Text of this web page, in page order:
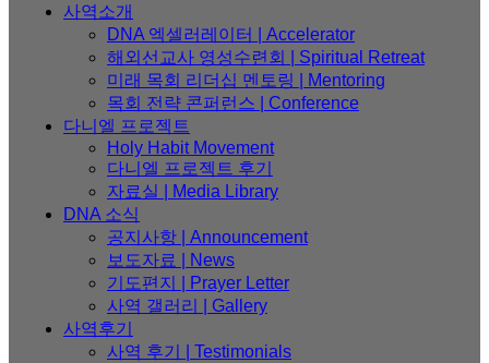
사역소개
DNA 엑셀러레이터​ | Accelerator
해외선교사 영성수련회 | Spiritual Retreat
미래 목회 리더십 멘토링 | Mentoring
목회 전략 콘퍼런스 | Conference
다니엘 프로젝트
Holy Habit Movement
다니엘 프로젝트 후기
자료실 | Media Library
DNA 소식
공지사항 | Announcement
보도자료 | News
기도편지 | Prayer Letter
사역 갤러리 | Gallery
사역후기
사역 후기 | Testimonials